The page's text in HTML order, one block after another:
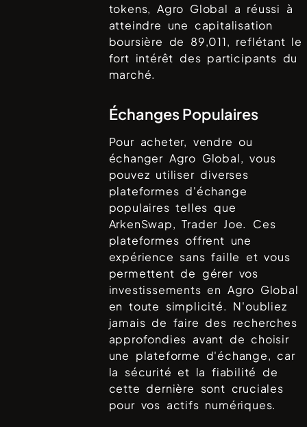
tokens,Agro Global a réussi à
atteindre une capitalisation
boursière de 89,011, reflétant le
fort intérêt des participants du
marché.
Échanges Populaires
Pour acheter, vendre ou
échanger Agro Global, vous
pouvez utiliser diverses
plateformes d'échange
populaires telles que
ArkenSwap, Trader Joe. Ces
plateformes offrent une
expérience sans faille et vous
permettent de gérer vos
investissements en Agro Global
en toute simplicité. N'oubliez
jamais de faire des recherches
approfondies avant de choisir
une plateforme d'échange, car
la sécurité et la fiabilité de
cette dernière sont cruciales
pour vos actifs numériques.